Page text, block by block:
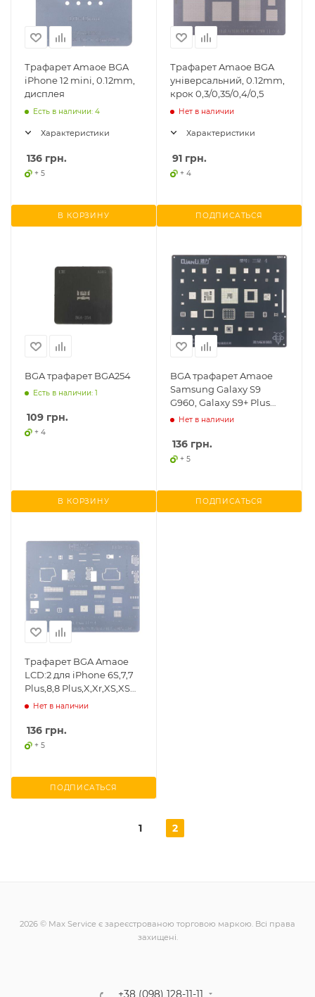
Трафарет Amaoe BGA
iPhone 12 mini, 0.12mm,
дисплея
Есть в наличии: 4
Характеристики
136 грн.
+ 5
В КОРЗИНУ
Трафарет Amaoe BGA
універсальний, 0.12mm,
крок 0,3/0,35/0,4/0,5
Нет в наличии
Характеристики
91 грн.
+ 4
ПОДПИСАТЬСЯ
BGA трафарет BGA254
Есть в наличии: 1
109 грн.
+ 4
В КОРЗИНУ
BGA трафарет Amaoe
Samsung Galaxy S9
G960, Galaxy S9+ Plus
G965
Нет в наличии
136 грн.
+ 5
ПОДПИСАТЬСЯ
Трафарет BGA Amaoe
LCD:2 для iPhone 6S,7,7
Plus,8,8 Plus,X,Xr,XS,XS
Max,11,11Pro,11Pro
Нет в наличии
136 грн.
+ 5
ПОДПИСАТЬСЯ
1 2
2026 © Max Service є зареєстрованою торговою маркою. Всі права
захищені.
+38 (098) 128-11-11